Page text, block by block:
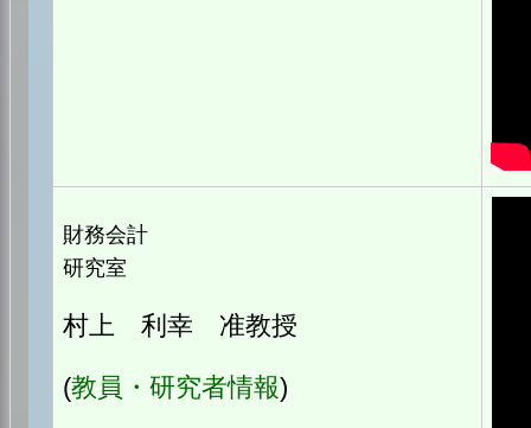
財務会計
研究室
村上 利幸 准教授
(教員・研究者情報)